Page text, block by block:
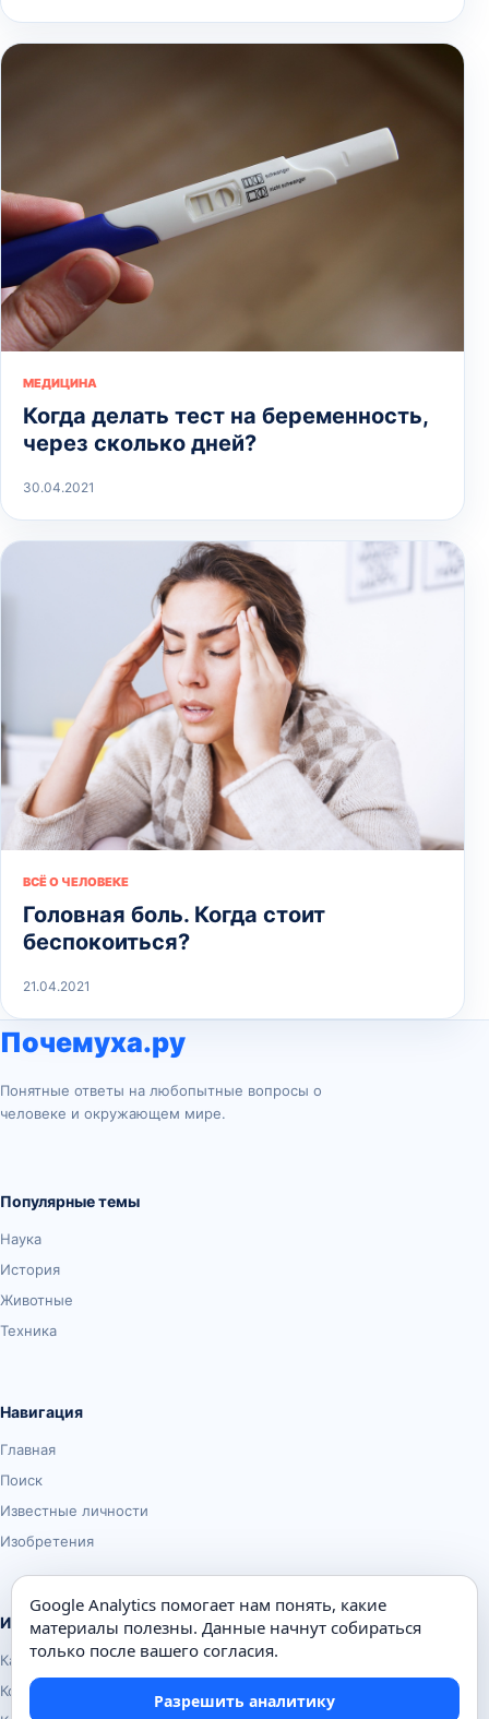
МЕДИЦИНА
Когда делать тест на беременность,
через сколько дней?
30.04.2021
ВСЁ О ЧЕЛОВЕКЕ
Головная боль. Когда стоит
беспокоиться?
21.04.2021
Почемуха.ру
Понятные ответы на любопытные вопросы о
человеке и окружающем мире.
Популярные темы
Наука
История
Животные
Техника
Навигация
Главная
Поиск
Известные личности
Изобретения
Информация
Карта сайта
Контакты
Google Analytics помогает нам понять, какие
материалы полезны. Данные начнут собираться
только после вашего согласия.
Разрешить аналитику